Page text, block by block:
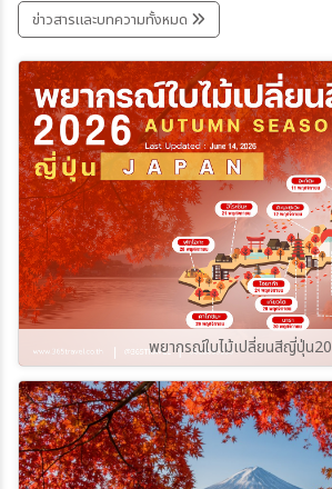
ต่อการถูกยึด ปรับ หรือถูก
บทความนี้รวบรวมรายกา
เช็กกันก่อนเก็บกระเป๋าเ
ราบรื่นและปลอดภัยที่สุด
365Travel(ทัวร์365วัน)
ข่าวสารและบทความทั้งหมด
พยากรณ์ใบไม้เปลี่ยนสีญี่ปุ่น